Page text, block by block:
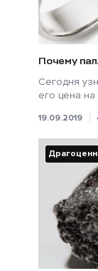
Почему
Сегодня
его цена
19.09.2019